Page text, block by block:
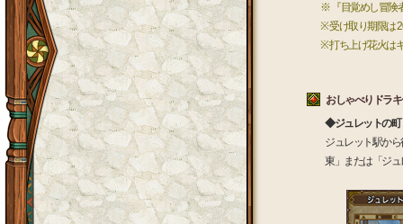
※ 『目覚めし冒険
※ 受け取り期限は
※ 打ち上げ花火は
おしゃべりドラ
◆ジュレットの
ジュレット駅か
東」または「ジ